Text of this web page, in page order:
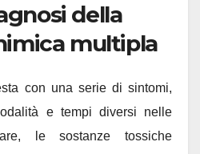
della
multipla
con una serie di sintomi,
e tempi diversi nelle
le sostanze tossiche